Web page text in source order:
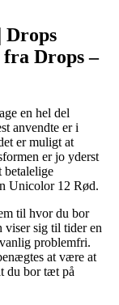
Drops
fra Drops –
en hel del
anvendte er i
er muligt at
er jo yderst
betalelige
Unicolor 12 Rød.
til hvor du bor
viser sig til tider en
problemfri.
at være at
du bor tæt på